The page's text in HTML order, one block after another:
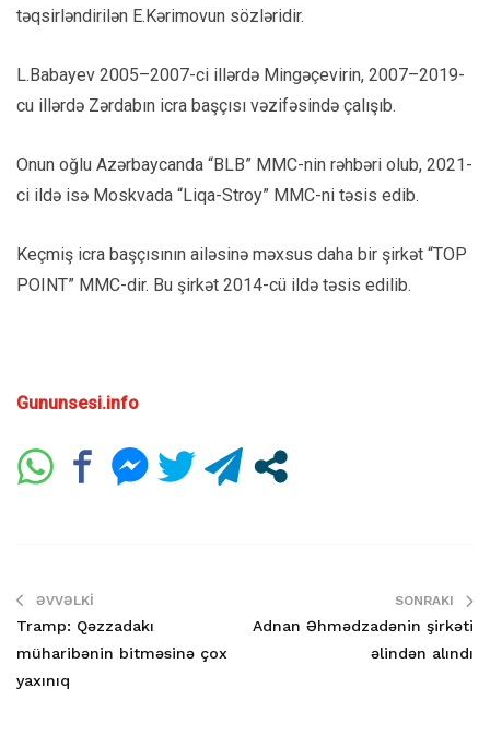
təqsirləndirilən E.Kərimovun sözləridir.
L.Babayev 2005–2007-ci illərdə Mingəçevirin, 2007–2019-
cu illərdə Zərdabın icra başçısı vəzifəsində çalışıb.
Onun oğlu Azərbaycanda “BLB” MMC-nin rəhbəri olub, 2021-
ci ildə isə Moskvada “Liqa-Stroy” MMC-ni təsis edib.
Keçmiş icra başçısının ailəsinə məxsus daha bir şirkət “TOP
POINT” MMC-dir. Bu şirkət 2014-cü ildə təsis edilib.
Gununsesi.info
ƏVVƏLKI
Tramp: Qəzzadakı
müharibənin bitməsinə çox
yaxınıq
SONRAKI
Adnan Əhmədzadənin şirkəti
əlindən alındı